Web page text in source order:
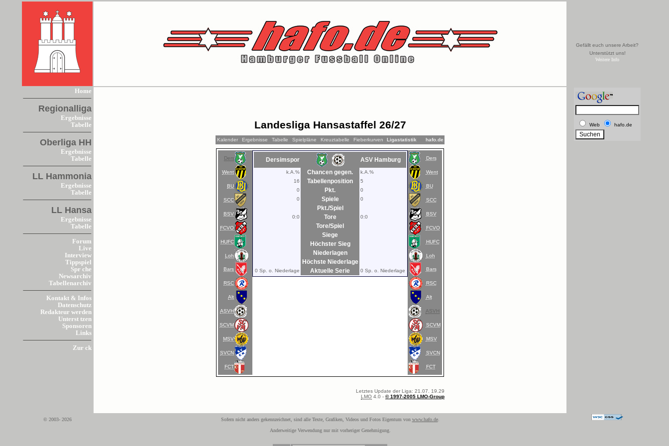
Gefällt euch unsere Arbeit?
Unterstützt uns!
Weitere Info
Home
Regionalliga
Ergebnisse
Tabelle
Oberliga HH
Ergebnisse
Tabelle
LL Hammonia
Ergebnisse
Tabelle
LL Hansa
Ergebnisse
Tabelle
Forum
Live
Interview
Tippspiel
Spr che
Newsarchiv
Tabellenarchiv
Kontakt & Infos
Datenschutz
Redakteur werden
Unterst tzen
Sponsoren
Links
Zur ck
Landesliga Hansastaffel 26/27
Kalender Ergebnisse Tabelle Spielpläne Kreuztabelle Fieberkurven Ligastatistik hafo.de
Ders
Went
BU
SCC
BSV
FCVO
HUFC
Loh
Bars
RSC
Alt
ASVH
SCVM
MSV
SVCN
FCT
Dersimspor ASV Hamburg
k.A.% Chancen gegen.
k.A.%
16
Tabellenposition
5
0
Pkt.
0
0
Spiele 0
Pkt./Spiel
0:0 Tore 0:0
Tore/Spiel
Siege
Höchster Sieg
Niederlagen
Höchste Niederlage
0 Sp. o. Niederlage Aktuelle Serie 0 Sp. o. Niederlage
Ders
Went
BU
SCC
BSV
FCVO
HUFC
Loh
Bars
RSC
Alt
ASVH
SCVM
MSV
SVCN
FCT
Letztes Update der Liga: 21.07. 19.29
LMO 4.0 - © 1997-2005 LMO-Group
Web hafo.de
© 2003- 2026 Sofern nicht anders gekennzeichnet, sind alle Texte, Grafiken, Videos und Fotos Eigentum von www.hafo.de.
Anderweitige Verwendung nur mit vorheriger Genehmigung.